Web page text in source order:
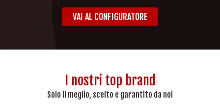
VAI AL CONFIGURATORE
I nostri top brand
Solo il meglio, scelto e garantito da noi